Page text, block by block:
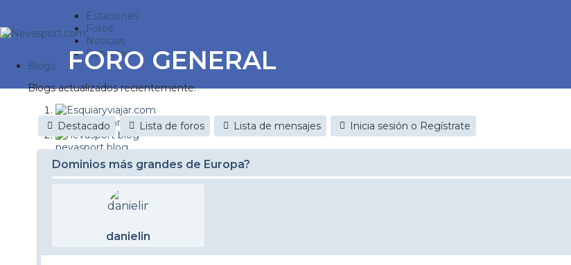
Estaciones
Foros
Noticias
Reportajes
Blogs
Blogs actualizados recientemente:
Esquiaryviajar.com
nevasport blog
Discovery Snow
FORO GENERAL
Destacado Lista de foros Lista de mensajes Inicia sesión o Regístrate
Dominios más grandes de Europa?
danielin